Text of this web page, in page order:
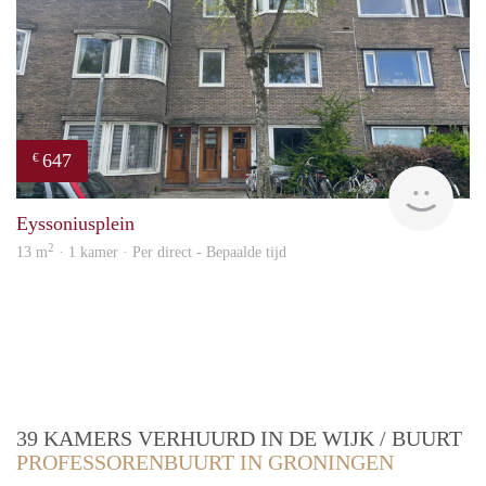
€ 647
Eyssoniusplein
13 m2 · 1 kamer · Per direct - Bepaalde tijd
39 KAMERS VERHUURD IN DE WIJK / BUURT
PROFESSORENBUURT IN GRONINGEN